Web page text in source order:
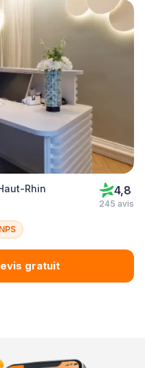
Rhin 4,8
245 avis
gratuit